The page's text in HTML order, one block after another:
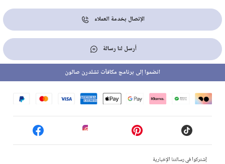
الإتصال بخدمة العملاء
أرسل لنا رسالة
إشتركوا في رسالتنا الإخبارية
انضموا إلى برنامج مكافآت تشلدرن صالون